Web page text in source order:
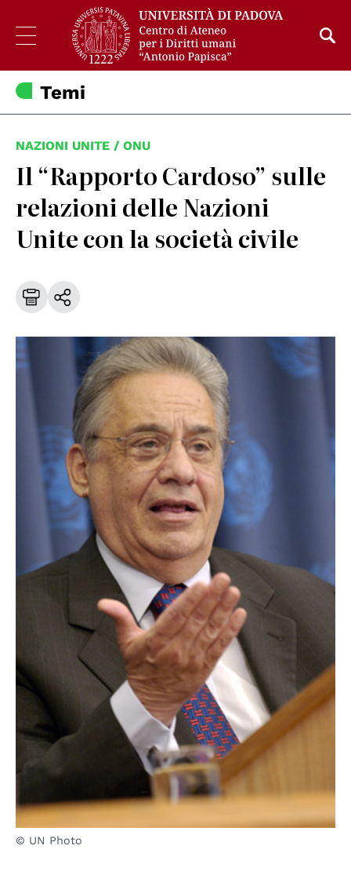
Temi
NAZIONI UNITE / ONU
Il “Rapporto Cardoso” sulle
relazioni delle Nazioni
Unite con la società civile
© UN Photo